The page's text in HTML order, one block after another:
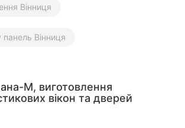
Вінниця
панель Вінниця
М, виготовлення
вікон та дверей